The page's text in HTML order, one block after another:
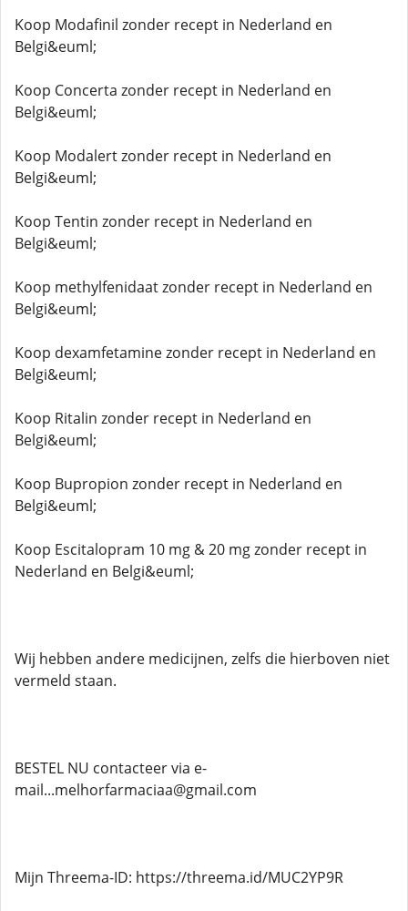
Koop Modafinil zonder recept in Nederland en
Belgi&euml;
Koop Concerta zonder recept in Nederland en
Belgi&euml;
Koop Modalert zonder recept in Nederland en
Belgi&euml;
Koop Tentin zonder recept in Nederland en
Belgi&euml;
Koop methylfenidaat zonder recept in Nederland en
Belgi&euml;
Koop dexamfetamine zonder recept in Nederland en
Belgi&euml;
Koop Ritalin zonder recept in Nederland en
Belgi&euml;
Koop Bupropion zonder recept in Nederland en
Belgi&euml;
Koop Escitalopram 10 mg & 20 mg zonder recept in
Nederland en Belgi&euml;
Wij hebben andere medicijnen, zelfs die hierboven niet
vermeld staan.
BESTEL NU contacteer via e-
mail...melhorfarmaciaa@gmail.com
Mijn Threema-ID: https://threema.id/MUC2YP9R